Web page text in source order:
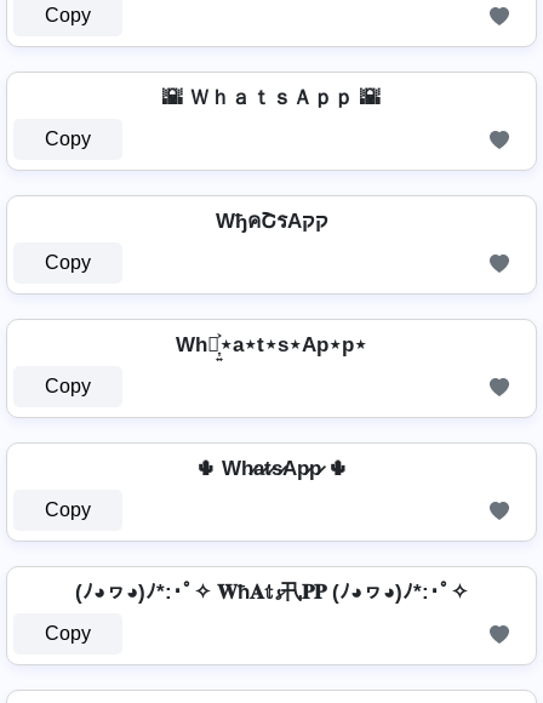
Copy
🌇 ＷｈａｔｓＡｐｐ 🌇
Copy
WђคՇรAקק
Copy
Wh⋆͎͍͐⋆a⋆t⋆s⋆Ap⋆p⋆
Copy
🌵 Wh̷a̷t̷s̷Ap̷p̷ 🌵
Copy
(ﾉ◕ヮ◕)ﾉ*:･ﾟ✧ 𝐖ħ𝐀𝕥𝓼卂𝐏𝐏 (ﾉ◕ヮ◕)ﾉ*:･ﾟ✧
Copy